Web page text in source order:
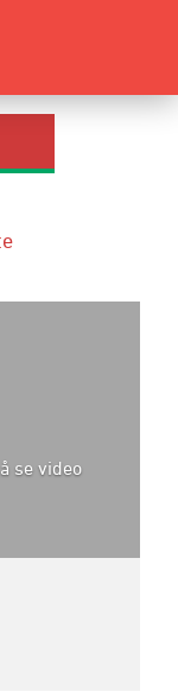
se video